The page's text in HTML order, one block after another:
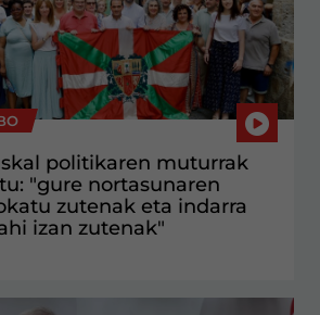
politikaren muturrak
"gure nortasunaren
zutenak eta indarra
izan zutenak"